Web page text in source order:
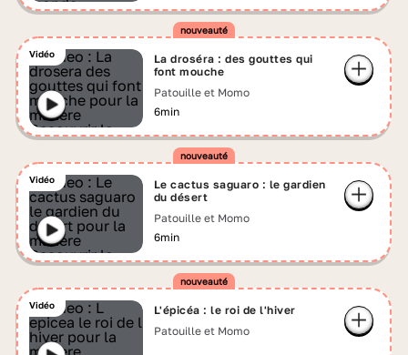
Vidéo
La droséra : des gouttes qui
font mouche
Patouille et Momo
6min
Vidéo
Le cactus saguaro : le gardien
du désert
Patouille et Momo
6min
Vidéo
L'épicéa : le roi de l'hiver
Patouille et Momo